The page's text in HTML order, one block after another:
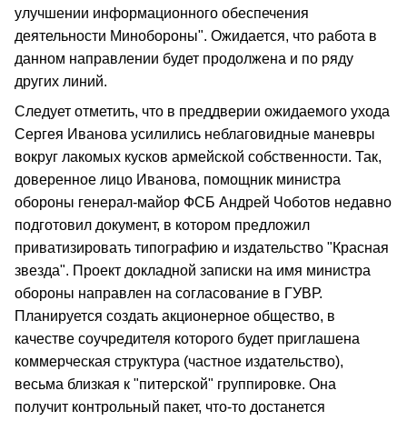
улучшении информационного обеспечения
деятельности Минобороны". Ожидается, что работа в
данном направлении будет продолжена и по ряду
других линий.
Следует отметить, что в преддверии ожидаемого ухода
Сергея Иванова усилились неблаговидные маневры
вокруг лакомых кусков армейской собственности. Так,
доверенное лицо Иванова, помощник министра
обороны генерал-майор ФСБ Андрей Чоботов недавно
подготовил документ, в котором предложил
приватизировать типографию и издательство "Красная
звезда". Проект докладной записки на имя министра
обороны направлен на согласование в ГУВР.
Планируется создать акционерное общество, в
качестве соучредителя которого будет приглашена
коммерческая структура (частное издательство),
весьма близкая к "питерской" группировке. Она
получит контрольный пакет, что-то достанется